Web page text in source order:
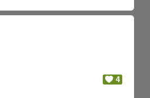
4